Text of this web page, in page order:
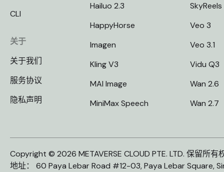
CLI
关于
关于我们
服务协议
隐私声明
Hailuo 2.3
HappyHorse
Imagen
Kling V3
MAI Image
MiniMax Speech
SkyReels
Veo 3
Veo 3.1
Vidu Q3
Wan 2.6
Wan 2.7
Copyright © 2026 METAVERSE CLOUD PTE. LTD. 保留所有
地址： 60 Paya Lebar Road #12-03, Paya Lebar Square,